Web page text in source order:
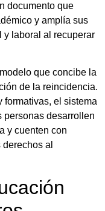
documento que
y amplía sus
y laboral al recuperar
que concibe la
de la reincidencia.
formativas, el sistema
personas desarrollen
y cuenten con
al